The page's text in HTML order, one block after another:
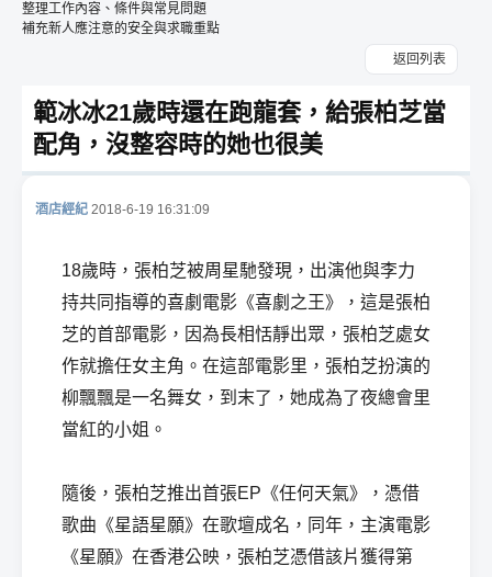
爵
整理工作內容、條件與常見問題
補充新人應注意的安全與求職重點
返回列表
範冰冰21歲時還在跑龍套，給張柏芝當
配角，沒整容時的她也很美
酒店經紀 2018-6-19 16:31:09
18歲時，張柏芝被周星馳發現，出演他與李力
持共同指導的喜劇電影《喜劇之王》，這是張柏
芝的首部電影，因為長相恬靜出眾，張柏芝處女
作就擔任女主角。在這部電影里，張柏芝扮演的
柳飄飄是一名舞女，到末了，她成為了夜總會里
當紅的小姐。
隨後，張柏芝推出首張EP《任何天氣》，憑借
歌曲《星語星願》在歌壇成名，同年，主演電影
《星願》在香港公映，張柏芝憑借該片獲得第